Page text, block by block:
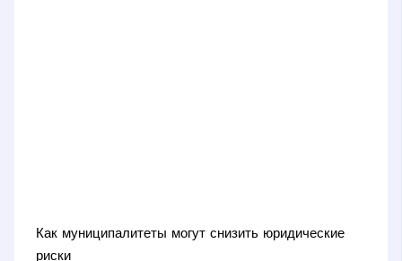
Как муниципалитеты могут снизить юридические
риски